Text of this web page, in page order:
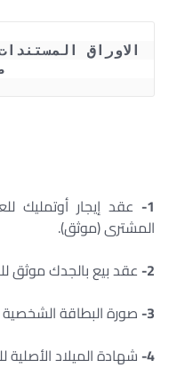
1- عقد إيجار أوتمليك
المشترى (موثق).
2- عقد بيع بالجدك موثق
3- صورة البطاقة
4- شهادة الميلاد